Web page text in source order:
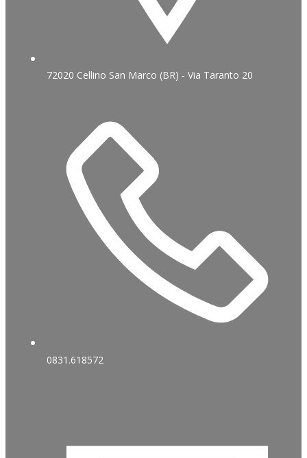
72020 Cellino San Marco (BR) - Via Taranto 20
0831.618572